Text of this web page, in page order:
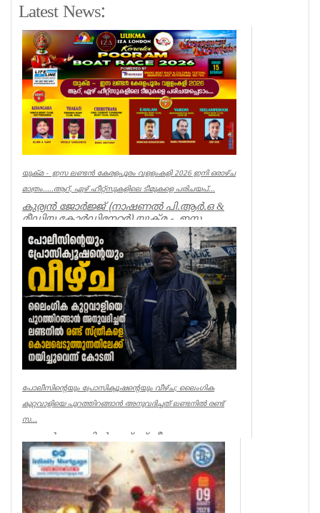
Latest News:
യുക്മ - ഇസ ലണ്ടൻ കേരളപൂരം വളളംകളി 2026 ഇനി ഒരാഴ്ച
മാത്രം.....ആറ്, ഏഴ് ഹീറ്റ്സുകളിലെ ടീമുകളെ പരിചയപ്...
കുര്യൻ ജോർജ്ജ് (നാഷണൽ പി.ആർ.ഒ &
മീഡിയ കോർഡിനേറ്റർ) യുക്മ - ഇസ
ലണ്ടൻ കേരളപൂരം വ...
Associations
പോലീസിന്റെയും പ്രോസിക്യൂഷന്റെയും വീഴ്ച; ലൈംഗിക
കുറ്റവാളിയെ പുറത്തിറങ്ങാൻ അനുവദിച്ചത് ലണ്ടനിൽ രണ്ട്
സ...
ലണ്ടൻ: ലണ്ടനിൽ രണ്ട് സ്ത്രീകളെ
കൊലപ്പെടുത്തിയ സംഭവത്തിൽ
പോലീസിനും പ്രോസിക്യൂഷനും ഗുരുതര
വീഴ്ച്ച സംഭ...
UK NEWS